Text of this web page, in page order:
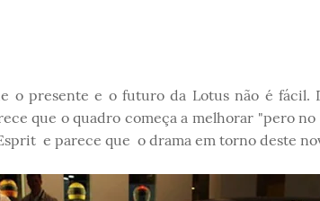
o presente e o futuro da Lotus não é
que o quadro começa a melhorar "pero no
e parece que o drama em torno deste